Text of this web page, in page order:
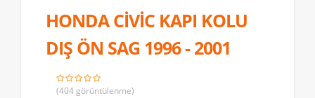
HONDA CİVİC KAPI KOLU
DIŞ ÖN SAG 1996 - 2001
(404 görüntülenme)